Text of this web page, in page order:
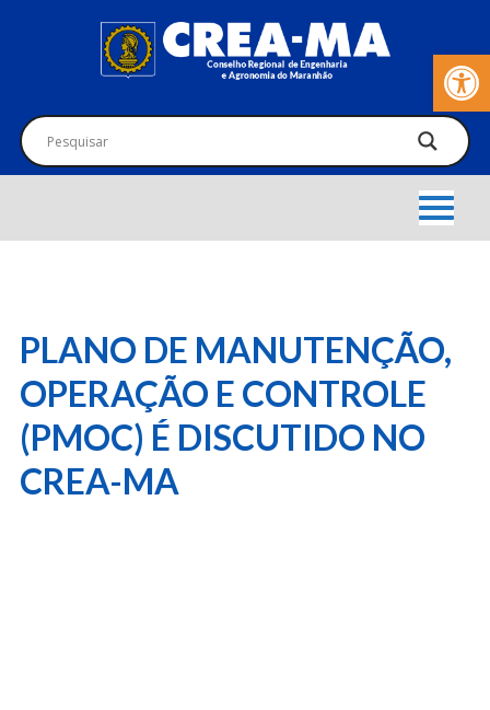
Barra de
PLANO DE MANUTENÇÃO,
OPERAÇÃO E CONTROLE
(PMOC) É DISCUTIDO NO
CREA-MA